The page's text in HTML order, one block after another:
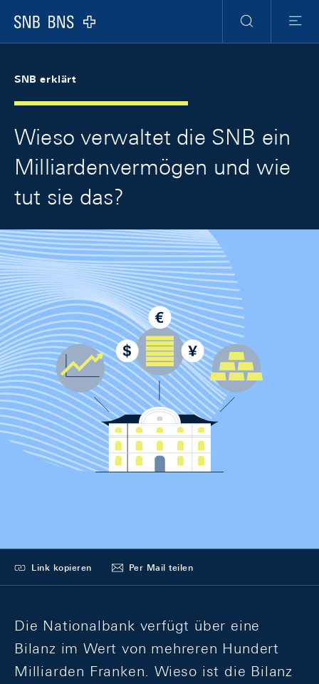
Logo
Suche
Menu
SNB erklärt
Wieso verwaltet die SNB ein
Milliardenvermögen und wie
tut sie das?
Link kopieren Per Mail teilen
Die Nationalbank verfügt über eine
Bilanz im Wert von mehreren Hundert
Milliarden Franken. Wieso ist die Bilanz